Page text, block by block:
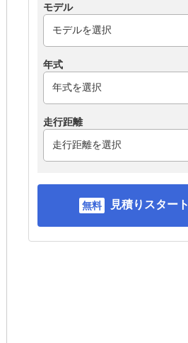
モデル
年式
走行距離
見積りスタート